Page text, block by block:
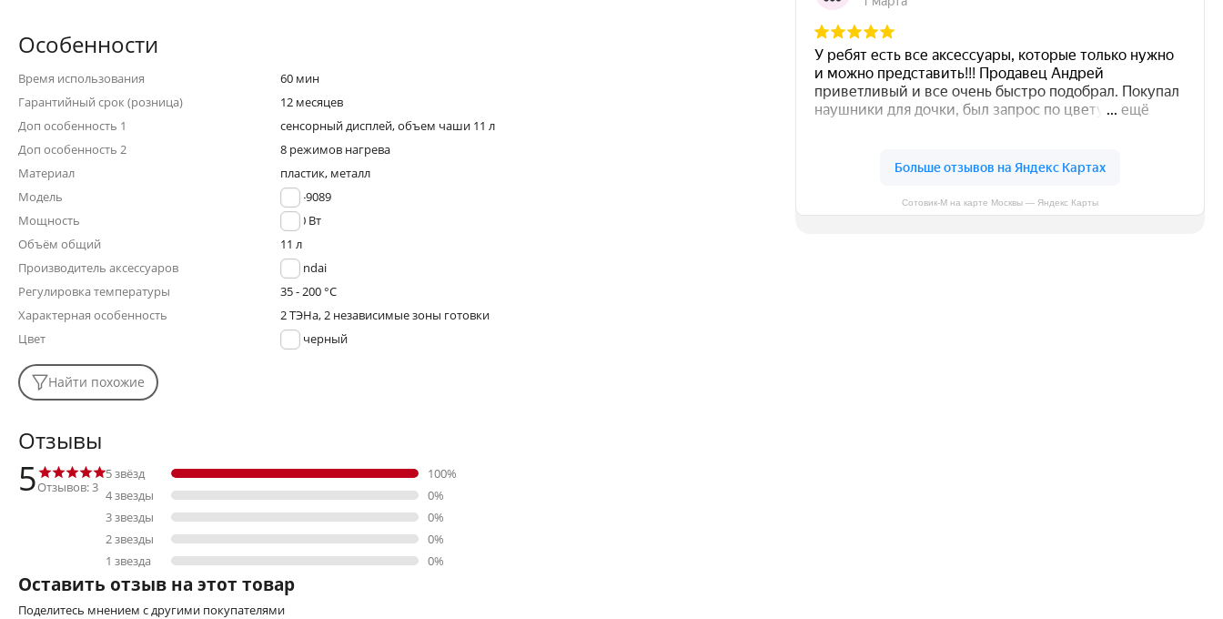
Сотовик-М на карте Москвы — Яндекс Карты
Особенности
Время использования
60 мин
Гарантийный срок (розница)
12 месяцев
Доп особенность 1
сенсорный дисплей, объем чаши 11 л
Доп особенность 2
8 режимов нагрева
Материал
пластик, металл
Модель
HYF-9089
Мощность
2400 Вт
Объём общий
11 л
Производитель аксессуаров
Hyundai
Регулировка температуры
35 - 200 °С
Характерная особенность
2 ТЭНа, 2 независимые зоны готовки
Цвет
черный
Найти похожие
Отзывы
5Отзывов: 3
5 звёзд
100%
4 звезды
0%
3 звезды
0%
2 звезды
0%
1 звезда
0%
Оставить отзыв на этот товар
Поделитесь мнением с другими покупателями